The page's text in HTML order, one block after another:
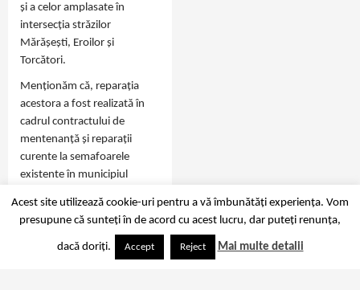
și a celor amplasate în
intersecția străzilor
Mărășești, Eroilor și
Torcători.
Menționăm că, reparația
acestora a fost realizată în
cadrul contractului de
mentenanță și reparații
curente la semafoarele
existente în municipiul
Acest site utilizează cookie-uri pentru a vă îmbunătăți experiența. Vom
presupune că sunteți în de acord cu acest lucru, dar puteți renunța,
dacă doriți. Accept Reject Mai multe detalii